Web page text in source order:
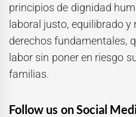
principios de dignidad
laboral justo, equilibrado y
derechos fundamentales,
labor sin poner en riesgo
familias.
Follow us on Social